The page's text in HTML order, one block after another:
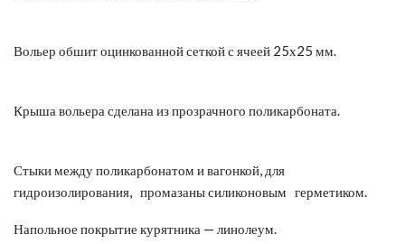
Вольер обшит оцинкованной сеткой с ячеей 25х25 мм.
Крыша вольера сделана из прозрачного поликарбоната.
Стыки между поликарбонатом и вагонкой, для
гидроизолирования, промазаны силиконовым герметиком.
Напольное покрытие курятника — линолеум.